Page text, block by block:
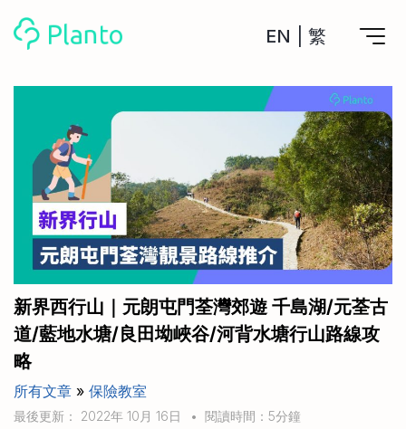
EN 繁
計劃買樓
計劃買樓第一步
全功能記賬
管理及分析所有戶口
管理MPF戶口
一次過管理所有強積金戶口
申請清卡數/私人貸款
CreFIT x Planto推廣優惠
工具
私人貸款
年利率/APR/年息比較
投資戶口 (美股)
比較最抵美股投資戶口
投資戶口 (港股)
比較最抵港股投資戶口
投資加密貨幣
比較最抵Crypto交易所
比較最抵月供計劃戶口
定期存款
比較定存利率
關於我們
Academy
Marketplace
其他網站
新界西行山｜元朗屯門荃灣郊遊 千島湖/元荃古
道/藍地水塘/良田坳峽谷/河背水塘行山路線攻
略
所有文章 » 保險教室
最後更新： 2022年 10月 16日 • 閱讀時間：5分鐘